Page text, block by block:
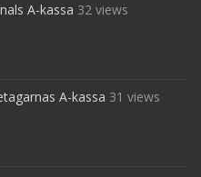
A-kassa 32 views
A-kassa 31 views